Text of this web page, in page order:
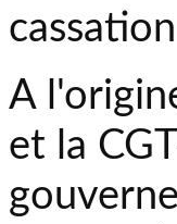
A
et la